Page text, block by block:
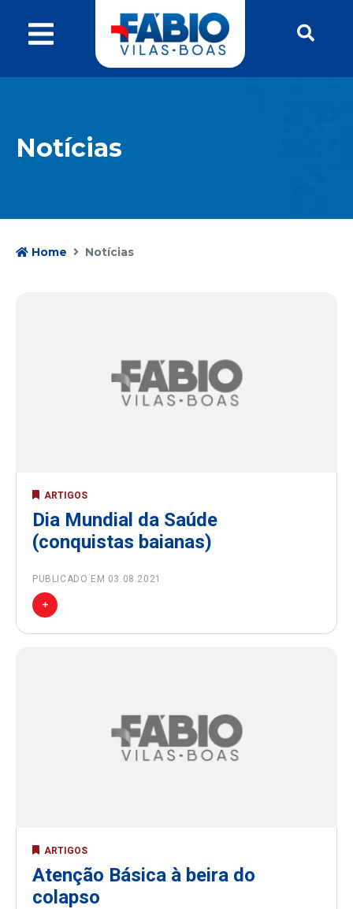
Notícias
Home Notícias
ARTIGOS
Dia Mundial da Saúde
(conquistas baianas)
PUBLICADO EM 03.08.2021
ARTIGOS
Atenção Básica à beira do
colapso